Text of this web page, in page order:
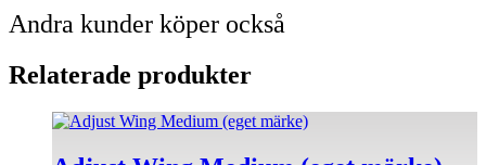
Andra kunder köper också
Relaterade produkter